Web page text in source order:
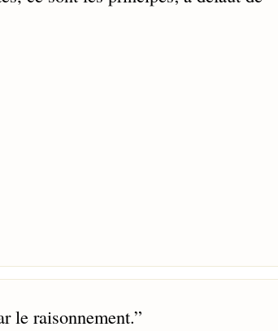
le raisonnement.”